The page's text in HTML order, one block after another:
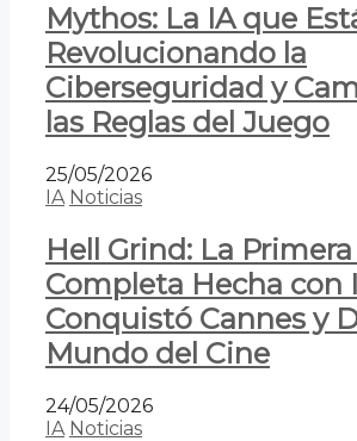
Mythos: La IA que
Revolucionando la
Ciberseguridad y
las Reglas del Juego
25/05/2026
IA Noticias
Hell Grind: La
Completa Hecha con
Conquistó Cannes y
Mundo del Cine
24/05/2026
IA Noticias